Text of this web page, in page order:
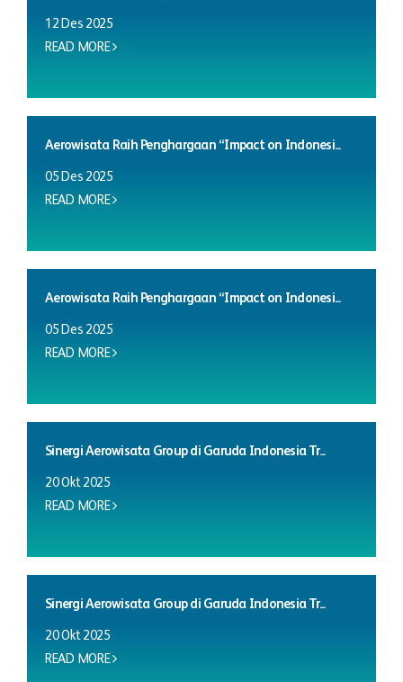
12 Des 2025
READ MORE
Aerowisata Raih Penghargaan “Impact on Indonesi...
05 Des 2025
READ MORE
Aerowisata Raih Penghargaan “Impact on Indonesi...
05 Des 2025
READ MORE
Sinergi Aerowisata Group di Garuda Indonesia Tr...
20 Okt 2025
READ MORE
Sinergi Aerowisata Group di Garuda Indonesia Tr...
20 Okt 2025
READ MORE